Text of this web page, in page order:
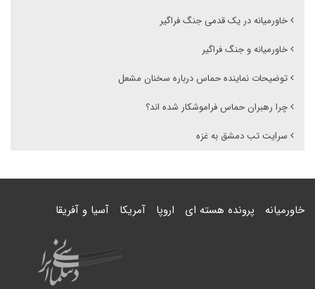
خاورمیانه در یک قدمی جنگ فراگیر
خاورمیانه و جنگ فراگیر
توضیحات نماینده حماس درباره سخنان مشعل
چرا رهبران حماس فراموشکار شده اند؟
سرایت تب دمشق به غزه
خاورمیانه پرونده هسته ای اروپا آمریکا آسیا و آفریقا